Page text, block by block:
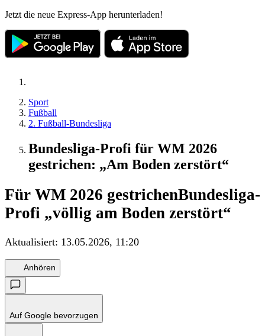
Jetzt die neue Express-App herunterladen!
Sport
Fußball
2. Fußball-Bundesliga
Bundesliga-Profi für WM 2026
gestrichen: „Am Boden zerstört“
Für WM 2026 gestrichenBundesliga-
Profi „völlig am Boden zerstört“
Aktualisiert: 13.05.2026, 11:20
Anhören
Auf Google bevorzugen